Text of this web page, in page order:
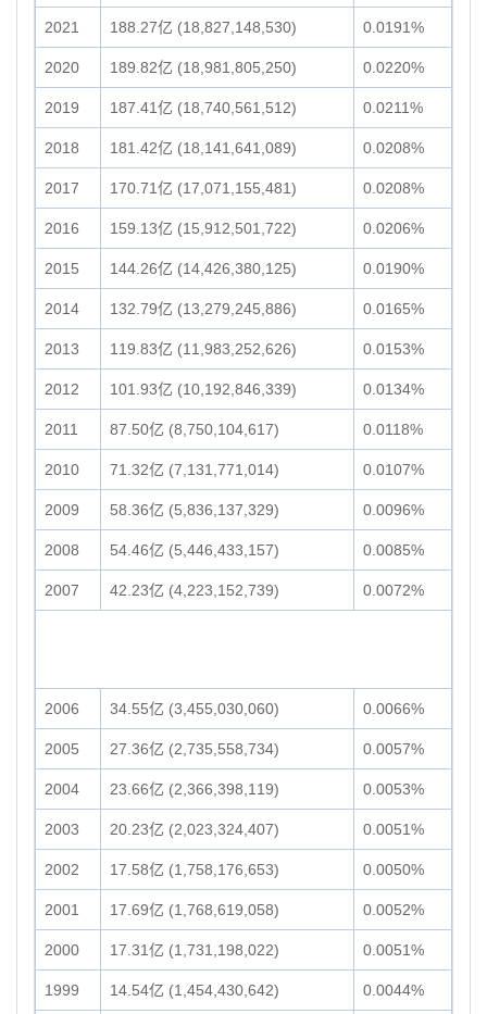
2021 188.27亿 (18,827,148,530) 0.0191%
2020 189.82亿 (18,981,805,250) 0.0220%
2019 187.41亿 (18,740,561,512) 0.0211%
2018 181.42亿 (18,141,641,089) 0.0208%
2017 170.71亿 (17,071,155,481) 0.0208%
2016 159.13亿 (15,912,501,722) 0.0206%
2015 144.26亿 (14,426,380,125) 0.0190%
2014 132.79亿 (13,279,245,886) 0.0165%
2013 119.83亿 (11,983,252,626) 0.0153%
2012 101.93亿 (10,192,846,339) 0.0134%
2011 87.50亿 (8,750,104,617) 0.0118%
2010 71.32亿 (7,131,771,014) 0.0107%
2009 58.36亿 (5,836,137,329) 0.0096%
2008 54.46亿 (5,446,433,157) 0.0085%
2007 42.23亿 (4,223,152,739) 0.0072%
2006 34.55亿 (3,455,030,060) 0.0066%
2005 27.36亿 (2,735,558,734) 0.0057%
2004 23.66亿 (2,366,398,119) 0.0053%
2003 20.23亿 (2,023,324,407) 0.0051%
2002 17.58亿 (1,758,176,653) 0.0050%
2001 17.69亿 (1,768,619,058) 0.0052%
2000 17.31亿 (1,731,198,022) 0.0051%
1999 14.54亿 (1,454,430,642) 0.0044%